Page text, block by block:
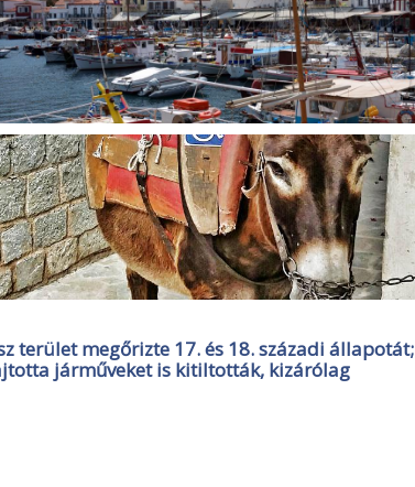
terület megőrizte 17. és 18. századi állapotát;
járműveket is kitiltották, kizárólag